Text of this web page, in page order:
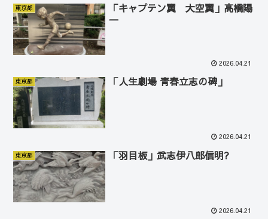
東京都
「キャプテン翼 大空翼」高橋陽
一
2026.04.21
東京都 「人生劇場 青春立志の碑」
2026.04.21
東京都 「羽目板」武志伊八郎信明?
2026.04.21